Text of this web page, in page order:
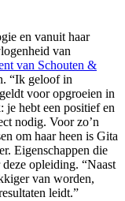
en vanuit haar
van
van Schouten &
“Ik geloof in
voor opgroeien in
je hebt een positief en
nodig. Voor zo’n
om haar heen is Gita
Eigenschappen die
opleiding. “Naast
van worden,
leidt.”